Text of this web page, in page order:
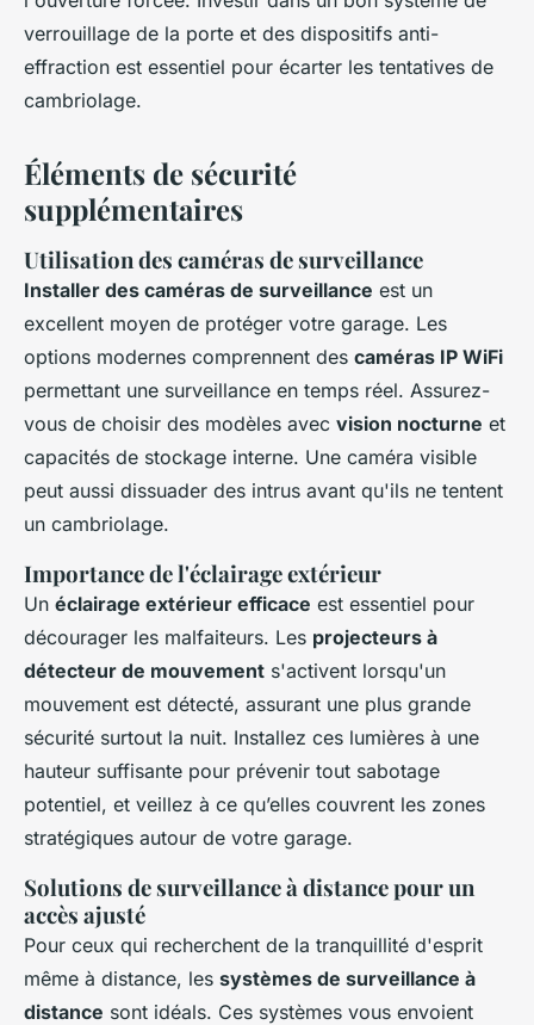
verrouillage de la porte et des dispositifs anti-
effraction est essentiel pour écarter les tentatives de
cambriolage.
Éléments de sécurité
supplémentaires
Utilisation des caméras de surveillance
Installer des caméras de surveillance est un
excellent moyen de protéger votre garage. Les
options modernes comprennent des caméras IP WiFi
permettant une surveillance en temps réel. Assurez-
vous de choisir des modèles avec vision nocturne et
capacités de stockage interne. Une caméra visible
peut aussi dissuader des intrus avant qu'ils ne tentent
un cambriolage.
Importance de l'éclairage extérieur
Un éclairage extérieur efficace est essentiel pour
décourager les malfaiteurs. Les projecteurs à
détecteur de mouvement s'activent lorsqu'un
mouvement est détecté, assurant une plus grande
sécurité surtout la nuit. Installez ces lumières à une
hauteur suffisante pour prévenir tout sabotage
potentiel, et veillez à ce qu’elles couvrent les zones
stratégiques autour de votre garage.
Solutions de surveillance à distance pour un
accès ajusté
Pour ceux qui recherchent de la tranquillité d'esprit
même à distance, les systèmes de surveillance à
distance sont idéals. Ces systèmes vous envoient